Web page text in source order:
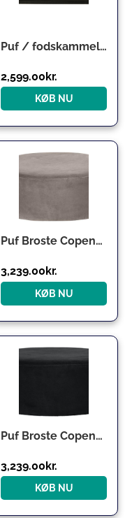
Puf / fodskammel WOOOD Statement, grøn Jarra-velour, H40 x B80 x D55 cm, ben i birketræ
2,599.00kr.
KØB NU
Puf Broste Copenhagen Wind i mørk grå velour Ø82xH30 cm
3,239.00 kr.
KØB NU
Puf Broste Copenhagen Wind Sort Velour Ø82Ã30 cm Luksuriøs Stuepuf
3,239.00kr.
KØB NU